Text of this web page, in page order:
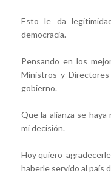
Esto le da
democracia.
Pensando en los
Ministros y
gobierno.
Que la alianza se
mi decisión.
Hoy quiero
haberle servido al país